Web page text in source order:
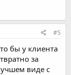
#5
бы у клиента
за
виде с